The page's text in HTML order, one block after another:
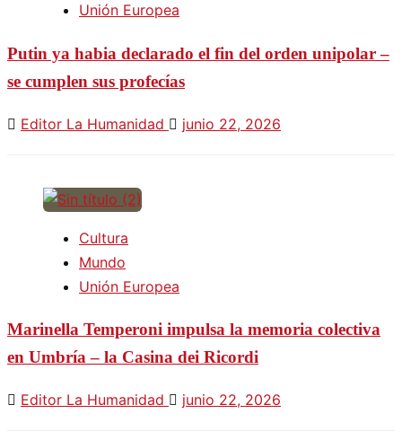
Unión Europea
Putin ya habia declarado el fin del orden unipolar –
se cumplen sus profecías
Editor La Humanidad junio 22, 2026
Cultura
Mundo
Unión Europea
Marinella Temperoni impulsa la memoria colectiva
en Umbría – la Casina dei Ricordi
Editor La Humanidad junio 22, 2026